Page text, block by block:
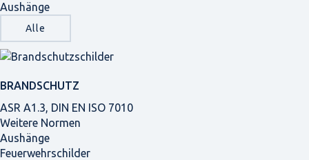
Aushänge
Alle
BRANDSCHUTZ
ASR A1.3, DIN EN ISO 7010
Weitere Normen
Aushänge
Feuerwehrschilder